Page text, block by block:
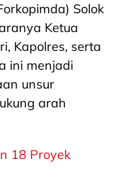
Solok
Ketua
Kapolres, serta
ini menjadi
unsur
arah
18 Proyek